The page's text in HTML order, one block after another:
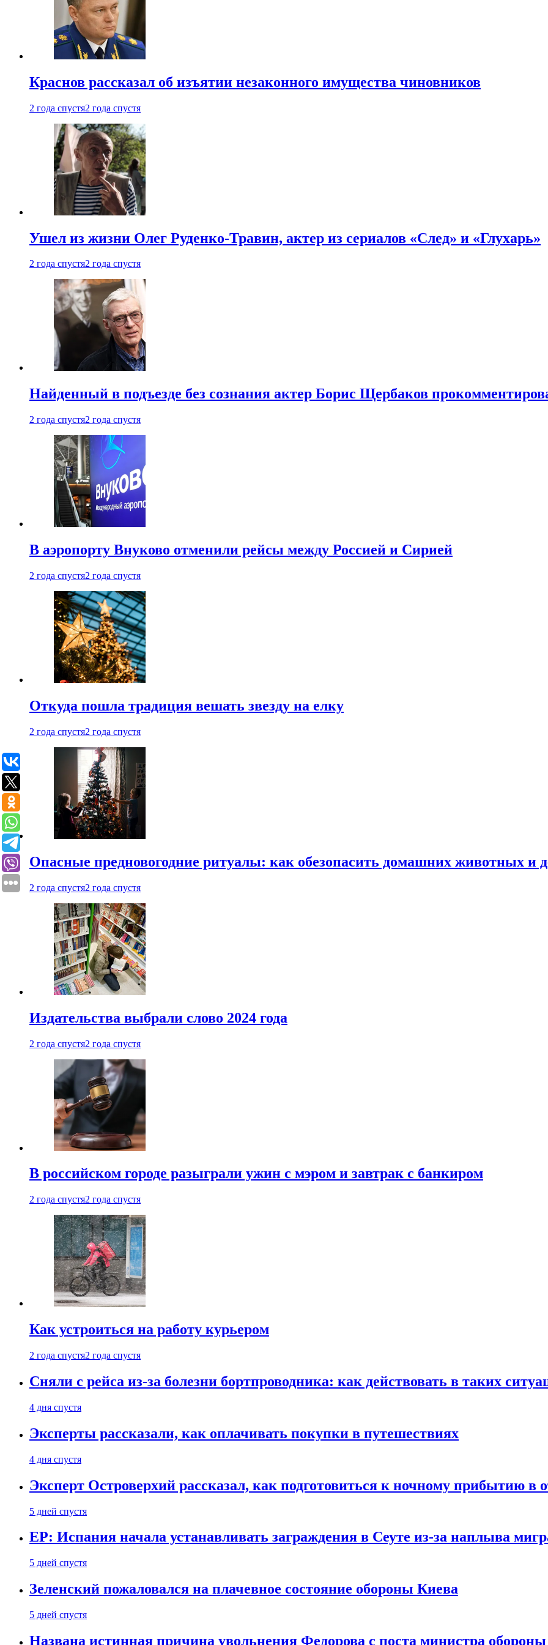
Краснов рассказал об изъятии незаконного имущества чиновников
2 года спустя2 года спустя
Ушел из жизни Олег Руденко-Травин, актер из сериалов «След» и «Глухарь»
2 года спустя2 года спустя
Найденный в подъезде без сознания актер Борис Щербаков
2 года спустя2 года спустя
В аэропорту Внуково отменили рейсы между Россией и Сирией
2 года спустя2 года спустя
Откуда пошла традиция вешать звезду на елку
2 года спустя2 года спустя
Опасные предновогодние ритуалы: как обезопасить домашних животных и
2 года спустя2 года спустя
Издательства выбрали слово 2024 года
2 года спустя2 года спустя
В российском городе разыграли ужин с мэром и завтрак с банкиром
2 года спустя2 года спустя
Как устроиться на работу курьером
2 года спустя2 года спустя
Сняли с рейса из-за болезни бортпроводника: как действовать в таких
4 дня спустя
Эксперты рассказали, как оплачивать покупки в путешествиях
4 дня спустя
Эксперт Островерхий рассказал, как подготовиться к ночному прибытию в
5 дней спустя
EP: Испания начала устанавливать заграждения в Сеуте из-за наплыва
5 дней спустя
Зеленский пожаловался на плачевное состояние обороны Киева
5 дней спустя
Названа истинная причина увольнения Федорова с поста министра